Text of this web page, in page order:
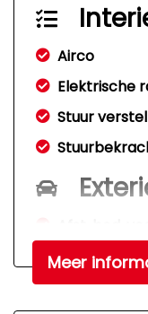
Airco
Elektrische
Stuur
Centrale
Meer